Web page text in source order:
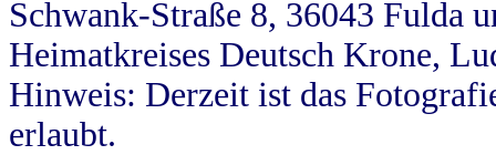
Schwank-Straße 8, 36043 Fulda
Heimatkreises Deutsch Krone,
Hinweis: Derzeit ist das
erlaubt.